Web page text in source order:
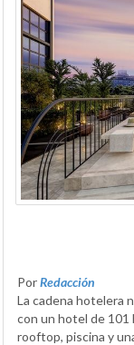
PorRedacción
La cadena hotelera
con un hotel de 101
rooftop, piscina y